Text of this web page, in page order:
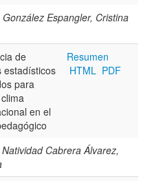
Espangler, Cristina
de
estadísticos
para
en el
Resumen
HTML PDF
Cabrera Álvarez,